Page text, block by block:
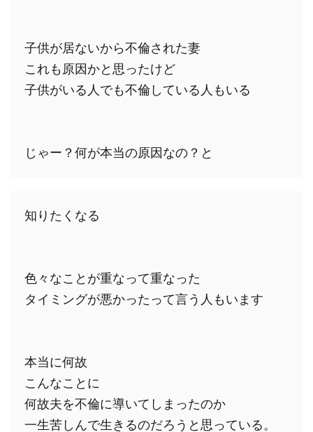
子供が居ないから不倫された妻
これも原因かと思ったけど
子供がいる人でも不倫している人もいる
じゃー？何が本当の原因なの？と
知りたくなる
色々なことが重なって重なった
タイミングが悪かったって言う人もいます
本当に何故
こんなことに
何故夫を不倫に導いてしまったのか